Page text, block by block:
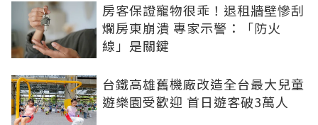
房客保證寵物很乖！退租牆壁慘刮
爛房東崩潰 專家示警：「防火
線」是關鍵
台鐵高雄舊機廠改造全台最大兒童
遊樂園受歡迎 首日遊客破3萬人